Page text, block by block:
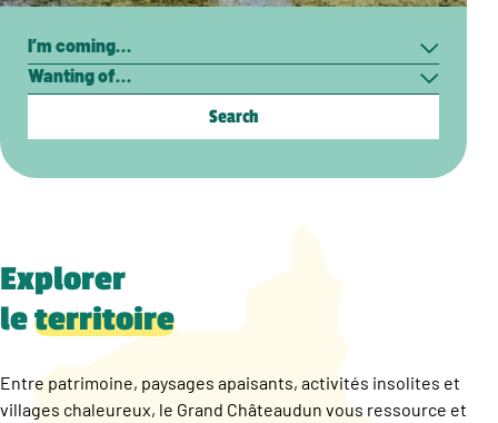
Search
Explorer
leterritoire
Entre patrimoine, paysages apaisants, activités insolites et
villages chaleureux, le Grand Châteaudun vous ressource et